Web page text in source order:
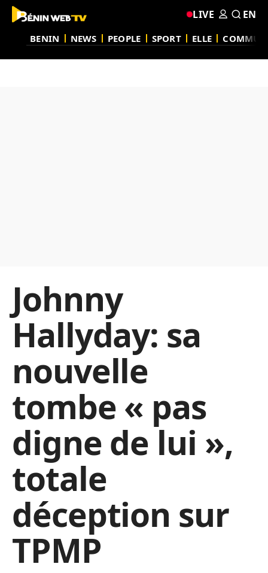
BENIN NEWS PEOPLE SPORT ELLE
LIVE EN
Johnny
Hallyday: sa
nouvelle
tombe « pas
digne de lui »,
totale
déception sur
TPMP